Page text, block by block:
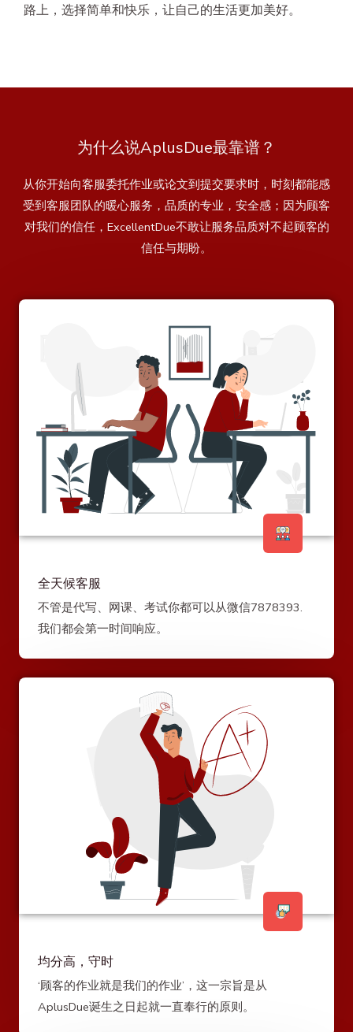
路上，选择简单和快乐，让自己的生活更加美好。
为什么说AplusDue最靠谱？
从你开始向客服委托作业或论文到提交要求时，时刻都能感
受到客服团队的暖心服务，品质的专业，安全感；因为顾客
对我们的信任，ExcellentDue不敢让服务品质对不起顾客的
信任与期盼。
全天候客服
不管是代写、网课、考试你都可以从微信7878393.
我们都会第一时间响应。
均分高，守时
‘顾客的作业就是我们的作业’，这一宗旨是从
AplusDue诞生之日起就一直奉行的原则。